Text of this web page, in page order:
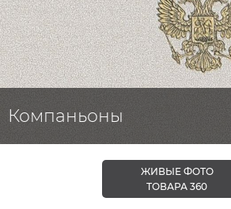
Компаньоны
ЖИВЫЕ ФОТО
ТОВАРА 360